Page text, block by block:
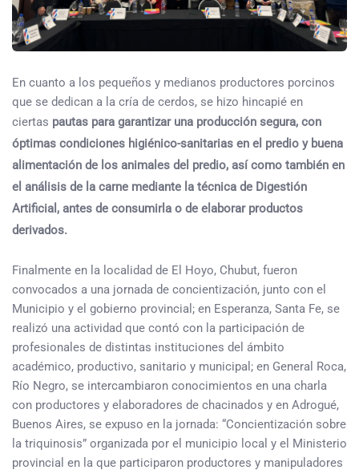
En cuanto a los pequeños y medianos productores porcinos
que se dedican a la cría de cerdos, se hizo hincapié en
ciertas pautas para garantizar una producción segura, con
óptimas condiciones higiénico-sanitarias en el predio y buena
alimentación de los animales del predio, así como también en
el análisis de la carne mediante la técnica de Digestión
Artificial, antes de consumirla o de elaborar productos
derivados.
Finalmente en la localidad de El Hoyo, Chubut, fueron
convocados a una jornada de concientización, junto con el
Municipio y el gobierno provincial; en Esperanza, Santa Fe, se
realizó una actividad que contó con la participación de
profesionales de distintas instituciones del ámbito
académico, productivo, sanitario y municipal; en General Roca,
Río Negro, se intercambiaron conocimientos en una charla
con productores y elaboradores de chacinados y en Adrogué,
Buenos Aires, se expuso en la jornada: “Concientización sobre
la triquinosis” organizada por el municipio local y el Ministerio
provincial en la que participaron productores y manipuladores